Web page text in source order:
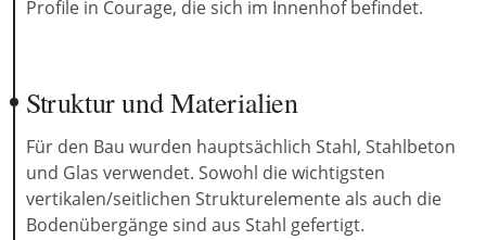
Profile in Courage, die sich im Innenhof befindet.
Struktur und Materialien
Für den Bau wurden hauptsächlich Stahl, Stahlbeton
und Glas verwendet. Sowohl die wichtigsten
vertikalen/seitlichen Strukturelemente als auch die
Bodenübergänge sind aus Stahl gefertigt.